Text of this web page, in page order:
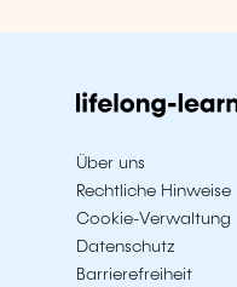
Über uns
Rechtliche Hinweise
Cookie-Verwaltung
Datenschutz
Barrierefreiheit